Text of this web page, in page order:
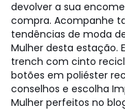
devolver a sua
compra. Acompanhe
tendências de moda
Mulher desta estação.
trench com cinto
botões em poliéster
conselhos e escolha
Mulher perfeitos no